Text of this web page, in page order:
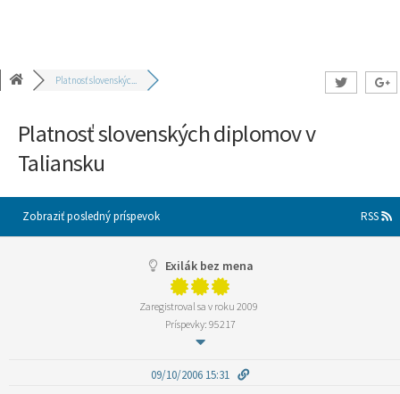
Platnosť slovenskýc...
Platnosť slovenských diplomov v
Taliansku
Zobraziť posledný príspevok RSS
Exilák bez mena
Zaregistroval sa v roku 2009
Príspevky: 95217
09/10/2006 15:31